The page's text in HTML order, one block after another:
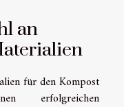
an
für den Kompost
erfolgreichen